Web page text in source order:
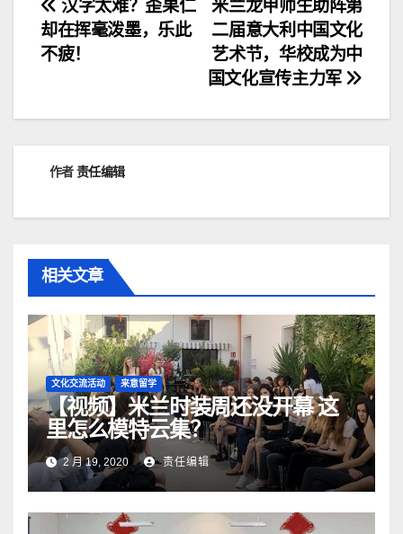
文
章
航
米兰龙甲师生助阵第
二届意大利中国文化
艺术节，华校成为中
国文化宣传主力军
汉字太难？歪果仁
却在挥毫泼墨，乐此
不疲！
作者责任编辑
相关文章
文化交流活动 来意留学
【视频】米兰时装周还没开幕 这
里怎么模特云集？
2 月 19, 2020 责任编辑